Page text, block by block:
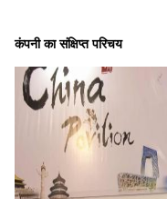
कंपनी का संक्षिप्त परिचय